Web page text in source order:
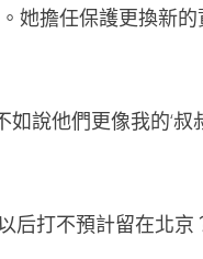
擔任保護更換新的
說他們更像我的‘叔
打不預計留在北京